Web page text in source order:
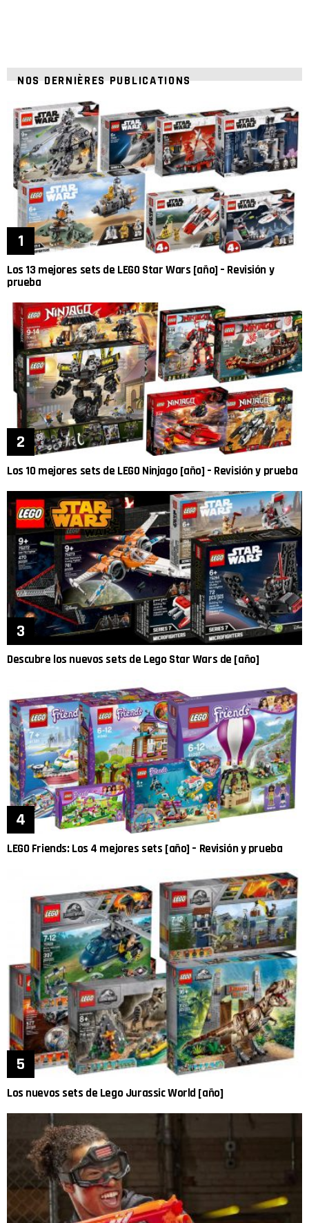
NOS DERNIÈRES PUBLICATIONS
Los 13 mejores sets de LEGO Star Wars [año] – Revisión y
prueba
Los 10 mejores sets de LEGO Ninjago [año] – Revisión y prueba
Descubre los nuevos sets de Lego Star Wars de [año]
LEGO Friends: Los 4 mejores sets [año] – Revisión y prueba
Los nuevos sets de Lego Jurassic World [año]